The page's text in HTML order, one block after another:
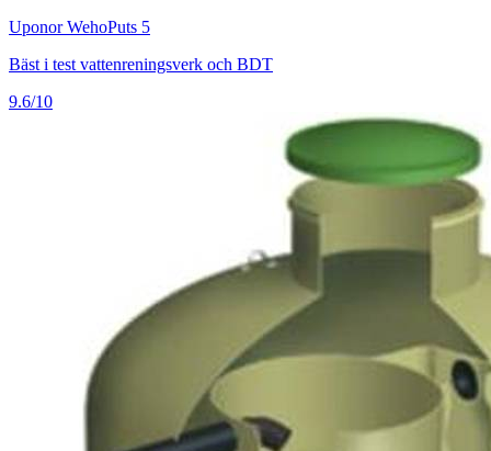
Uponor WehoPuts 5
Bäst i test vattenreningsverk och BDT
9.6/10